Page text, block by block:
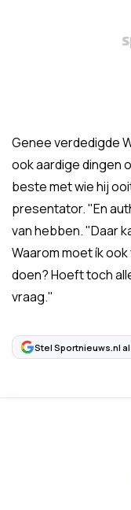
Genee verdedigde
ook aardige dingen
beste met wie hij
presentator. "En
van hebben. "Daar
Waarom moet ík
doen? Hoeft toch
vraag."
Stel Sportnieuws.nl